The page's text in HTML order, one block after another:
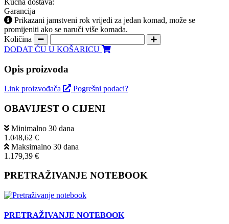
Garancija
Prikazani jamstveni rok vrijedi za jedan komad, može se
promijeniti ako se naruči više komada.
Količina
DODAT ĆU U KOŠARICU
Opis proizvoda
Link proizvođača Pogrešni podaci?
OBAVIJEST O CIJENI
Minimalno 30 dana
1.048,62 €
Maksimalno 30 dana
1.179,39 €
PRETRAŽIVANJE NOTEBOOK
PRETRAŽIVANJE NOTEBOOK